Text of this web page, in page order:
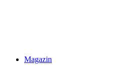
Magazin